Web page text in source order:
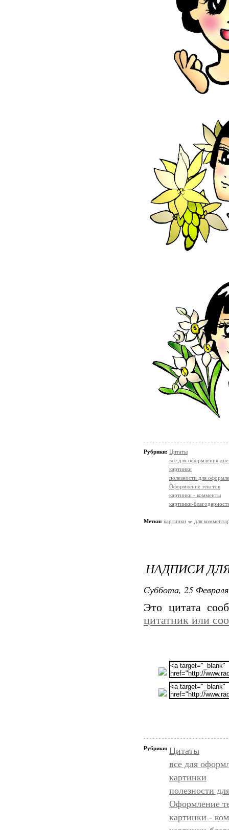
Рубрики: Цитаты
все для оформления
картинки
полезности для
Оформление текстов
картинки - комменты
картинки-
Метки: картинки для
НАДПИСИ
Суббота, 25
Это цитата
цитатник или
Рубрики: Цитаты
все для
картинки
полезности
Оформление
картинки -